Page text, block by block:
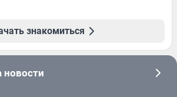
знакомиться
новости